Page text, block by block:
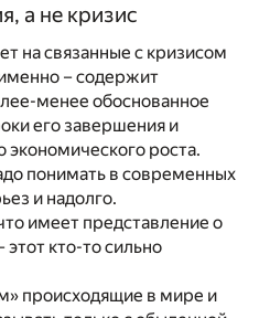
а не кризис
на связанные с кризисом
– содержит
менее обоснованное
его завершения и
экономического роста.
понимать в современных
и надолго.
имеет представление о
кто-то сильно
происходящие в мире и